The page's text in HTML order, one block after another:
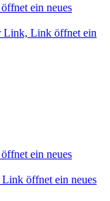
ein neues
Link, Link öffnet ein
ein neues
öffnet ein neues